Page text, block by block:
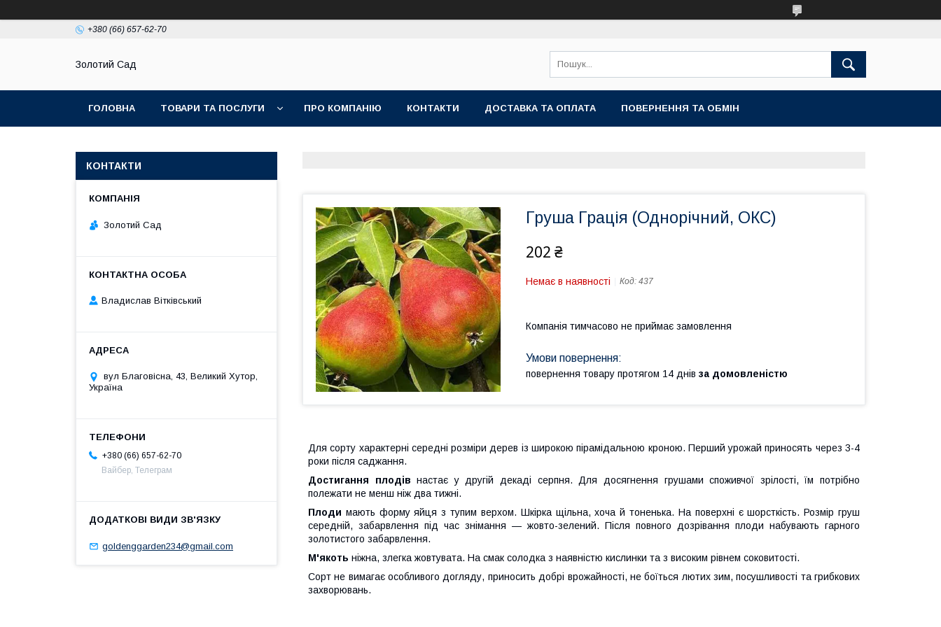
+380 (66) 657-62-70
Золотий Сад
ГОЛОВНА ТОВАРИ ТА ПОСЛУГИ ПРО КОМПАНІЮ КОНТАКТИ ДОСТАВКА ТА ОПЛАТА ПОВЕРНЕННЯ ТА ОБМІН
Груша Грація (Однорічний, ОКС)
202 ₴
Немає в наявності Код: 437
Компанія тимчасово не приймає замовлення
повернення товару протягом 14 днів за домовленістю
Для сорту характерні середні розміри дерев із широкою пірамідальною кроною. Перший урожай приносять через 3-4
роки після саджання.
Достигання плодів настає у другій декаді серпня. Для досягнення грушами споживчої зрілості, їм потрібно
полежати не менш ніж два тижні.
Плоди мають форму яйця з тупим верхом. Шкірка щільна, хоча й тоненька. На поверхні є шорсткість. Розмір груш
середній, забарвлення під час знімання — жовто-зелений. Після повного дозрівання плоди набувають гарного
золотистого забарвлення.
М'якоть ніжна, злегка жовтувата. На смак солодка з наявністю кислинки та з високим рівнем соковитості.
Сорт не вимагає особливого догляду, приносить добрі врожайності, не боїться лютих зим, посушливості та грибкових
захворювань.
КОНТАКТИ
Золотий Сад
Владислав Вітківський
вул Благовісна, 43, Великий Хутор,
Україна
+380 (66) 657-62-70
Вайбер, Телеграм
goldenggarden234@gmail.com